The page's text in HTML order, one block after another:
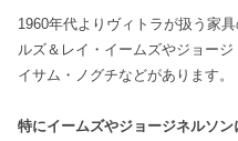
1960年代よりヴィトラが扱う家
ルズ＆レイ・イームズやジョー
イサム・ノグチなどがあります。
特にイームズやジョージネルソ